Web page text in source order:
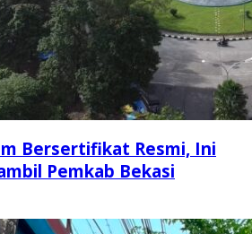
Bersertifikat Resmi, Ini
Pemkab Bekasi